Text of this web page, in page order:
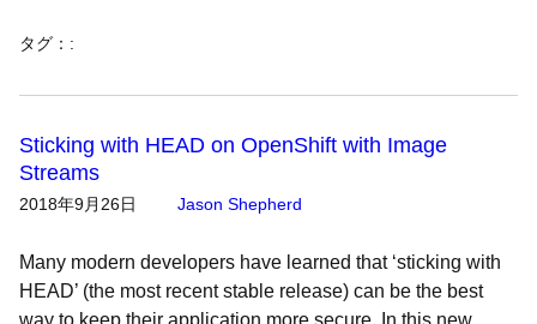
タグ： :
Sticking with HEAD on OpenShift with Image
Streams
2018年9月26日 Jason Shepherd
Many modern developers have learned that ‘sticking with
HEAD’ (the most recent stable release) can be the best
way to keep their application more secure. In this new